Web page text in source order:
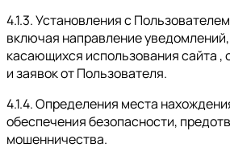
4.1.3. Установления с
включая направление
касающихся использования сайта ,
и заявок от Пользователя.
4.1.4. Определения места
обеспечения безопасности,
мошенничества.